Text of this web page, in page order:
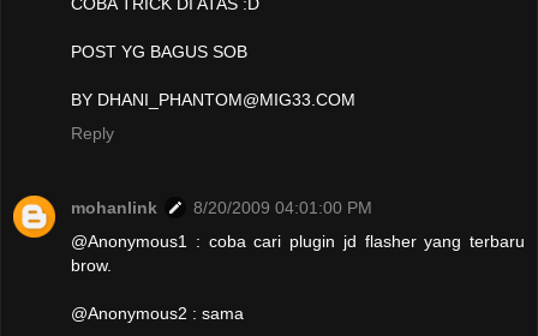
COBA TRICK DI ATAS :D
POST YG BAGUS SOB
BY DHANI_PHANTOM@MIG33.COM
Reply
mohanlink
8/20/2009 04:01:00 PM
@Anonymous1 : coba cari plugin jd flasher yang terbaru
brow.
@Anonymous2 : sama